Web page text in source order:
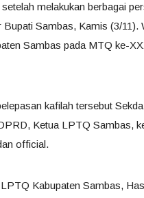
melakukan berbagai
Bupati Sambas, Kamis (3/
Sambas pada MTQ ke-
kafilah tersebut
Ketua LPTQ Sambas,
official.
Kabupaten Sambas,